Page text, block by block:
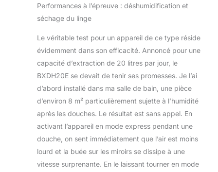
Performances à l’épreuve : déshumidification et
séchage du linge
Le véritable test pour un appareil de ce type réside
évidemment dans son efficacité. Annoncé pour une
capacité d’extraction de 20 litres par jour, le
BXDH20E se devait de tenir ses promesses. Je l’ai
d’abord installé dans ma salle de bain, une pièce
d’environ 8 m² particulièrement sujette à l’humidité
après les douches. Le résultat est sans appel. En
activant l’appareil en mode express pendant une
douche, on sent immédiatement que l’air est moins
lourd et la buée sur les miroirs se dissipe à une
vitesse surprenante. En le laissant tourner en mode